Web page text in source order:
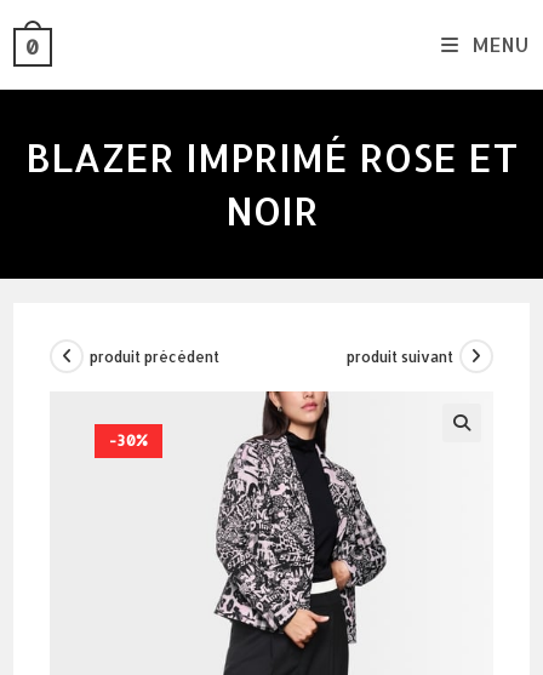
0 MENU
BLAZER IMPRIMÉ ROSE ET
NOIR
-30%
produit précédent produit suivant